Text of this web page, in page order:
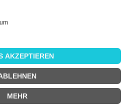
gelesen und stimme